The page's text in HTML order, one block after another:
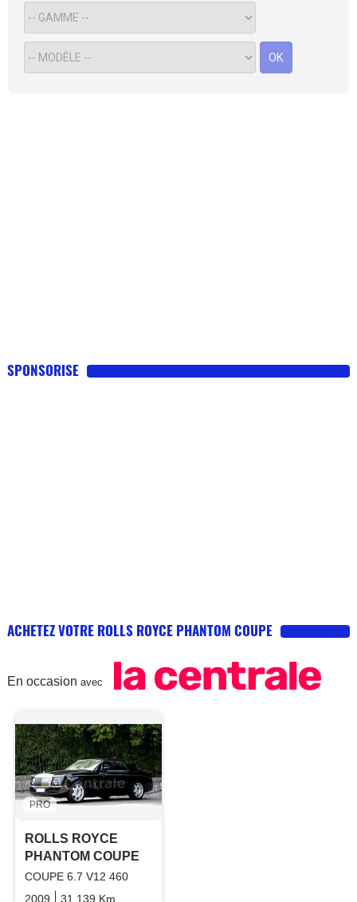
Marques
OK
SPONSORISE
ACHETEZ VOTRE ROLLS ROYCE PHANTOM COUPE
En occasion avec
PRO
ROLLS ROYCE
PHANTOM COUPE
COUPE 6.7 V12 460
2009
31 139 Km